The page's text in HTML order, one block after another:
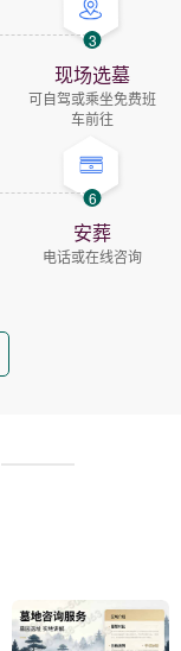
3
现场选墓
可自驾或乘坐免费班
车前往
6
安葬
电话或在线咨询